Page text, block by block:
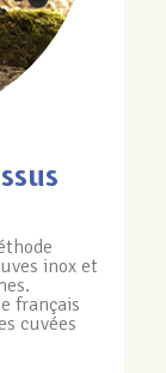
inox et
français
cuvées